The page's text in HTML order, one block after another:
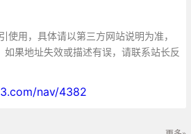
使用，具体请以第三方网站说明为准，
果地址失效或描述有误，请联系站长反
nav/4382